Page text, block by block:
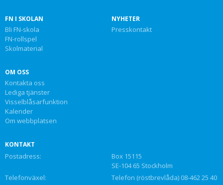
FN I SKOLAN
Bli FN-skola
FN-rollspel
Skolmaterial
NYHETER
Presskontakt
OM OSS
Kontakta oss
Lediga tjänster
Visselblåsarfunktion
Kalender
Om webbplatsen
KONTAKT
Postadress:
Box 15115
SE-104 65 Stockholm
Telefonväxel:
Telefon (röstbrevlåda) 08-462 25 40